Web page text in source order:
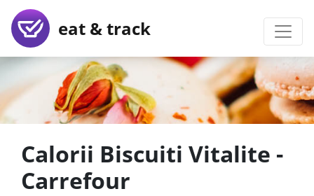
eat & track
Calorii Biscuiti Vitalite -
Carrefour